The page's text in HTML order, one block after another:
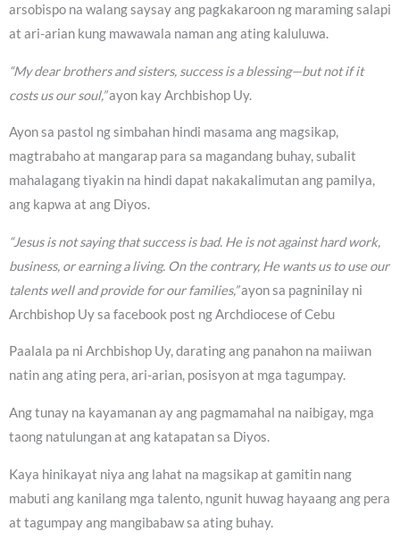
arsobispo na walang saysay ang pagkakaroon ng maraming salapi
at ari-arian kung mawawala naman ang ating kaluluwa.
“My dear brothers and sisters, success is a blessing—but not if it
costs us our soul,”ayon kay Archbishop Uy.
Ayon sa pastol ng simbahan hindi masama ang magsikap,
magtrabaho at mangarap para sa magandang buhay, subalit
mahalagang tiyakin na hindi dapat nakakalimutan ang pamilya,
ang kapwa at ang Diyos.
“Jesus is not saying that success is bad. He is not against hard work,
business, or earning a living. On the contrary, He wants us to use our
talents well and provide for our families,”ayon sa pagninilay ni
Archbishop Uy sa facebook post ng Archdiocese of Cebu
Paalala pa ni Archbishop Uy, darating ang panahon na maiiwan
natin ang ating pera, ari-arian, posisyon at mga tagumpay.
Ang tunay na kayamanan ay ang pagmamahal na naibigay, mga
taong natulungan at ang katapatan sa Diyos.
Kaya hinikayat niya ang lahat na magsikap at gamitin nang
mabuti ang kanilang mga talento, ngunit huwag hayaang ang pera
at tagumpay ang mangibabaw sa ating buhay.